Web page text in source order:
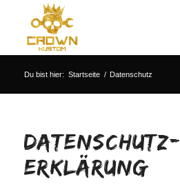
Du bist hier: Startseite / Datenschutz
Datenschutz­
erklärung